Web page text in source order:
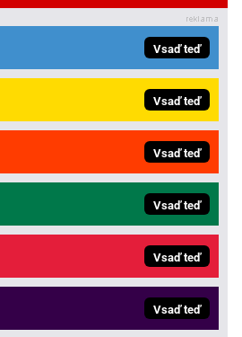
Vsaď teď
Vsaď teď
Vsaď teď
Vsaď teď
Vsaď teď
Vsaď teď